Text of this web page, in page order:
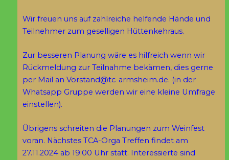
Wir freuen uns auf zahlreiche helfende Hände und
Teilnehmer zum geselligen Hüttenkehraus.
Zur besseren Planung wäre es hilfreich wenn wir
Rückmeldung zur Teilnahme bekämen, dies gerne
per Mail an Vorstand@tc-armsheim.de. (in der
Whatsapp Gruppe werden wir eine kleine Umfrage
einstellen).
Übrigens schreiten die Planungen zum Weinfest
voran. Nächstes TCA-Orga Treffen findet am
27.11.2024 ab 19:00 Uhr statt. Interessierte sind